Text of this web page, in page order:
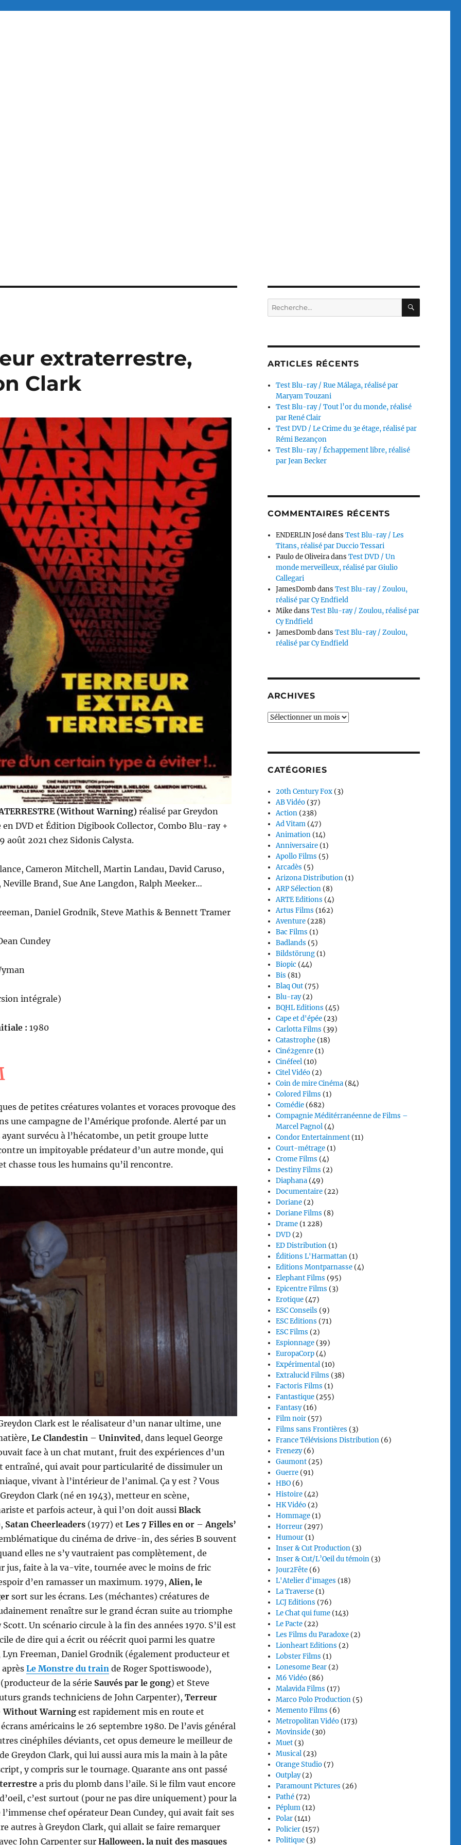
extraterrestre,
Clark
(Without Warning)réalisé par Greydon
DVD et Édition Digibook Collector, Combo Blu-ray +
août 2021 chez Sidonis Calysta.
Cameron Mitchell, Martin Landau, David Caruso,
Brand, Sue Ane Langdon, Ralph Meeker…
Daniel Grodnik, Steve Mathis & Bennett Tramer
Cundey
intégrale)
: 1980
de petites créatures volantes et voraces provoque des
une campagne de l’Amérique profonde. Alerté par un
ayant survécu à l’hécatombe, un petit groupe lutte
un impitoyable prédateur d’un autre monde, qui
chasse tous les humains qu’il rencontre.
Clark est le réalisateur d’un nanar ultime, une
Le Clandestin – Uninvited, dans lequel George
face à un chat mutant, fruit des expériences d’un
entraîné, qui avait pour particularité de dissimuler un
vivant à l’intérieur de l’animal. Ça y est ? Vous
Greydon Clark (né en 1943), metteur en scène,
et parfois acteur, à qui l’on doit aussi Black
Satan Cheerleaders(1977) et Les 7 Filles en or – Angels’
du cinéma de drive-in, des séries B souvent
elles ne s’y vautraient pas complètement, de
jus, faite à la va-vite, tournée avec le moins de fric
d’en ramasser un maximum. 1979, Alien, le
sort sur les écrans. Les (méchantes) créatures de
renaître sur le grand écran suite au triomphe
Un scénario circule à la fin des années 1970. S’il est
de dire qui a écrit ou réécrit quoi parmi les quatre
Lyn Freeman, Daniel Grodnik (également producteur et
Le Monstre du train de Roger Spottiswoode),
de la série Sauvés par le gong) et Steve
grands techniciens de John Carpenter), Terreur
Without Warningest rapidement mis en route et
américains le 26 septembre 1980. De l’avis général
cinéphiles déviants, cet opus demeure le meilleur de
Greydon Clark, qui lui aussi aura mis la main à la pâte
y compris sur le tournage. Quarante ans ont passé
a pris du plomb dans l’aile. Si le film vaut encore
c’est surtout (pour ne pas dire uniquement) pour la
chef opérateur Dean Cundey, qui avait fait ses
autres à Greydon Clark, qui allait se faire remarquer
John Carpenter sur Halloween, la nuit des masques
Recherche
pour :
ARTICLES RÉCENTS
Test Blu-ray / Rue Málaga, réalisé par
Maryam Touzani
Test Blu-ray / Tout l’or du monde, réalisé
par René Clair
Test DVD / Le Crime du 3e étage, réalisé par
Rémi Bezançon
Test Blu-ray / Échappement libre, réalisé
par Jean Becker
COMMENTAIRES RÉCENTS
ENDERLIN JosédansTest Blu-ray / Les
Titans, réalisé par Duccio Tessari
Paulo de OliveiradansTest DVD / Un
monde merveilleux, réalisé par Giulio
Callegari
JamesDombdansTest Blu-ray / Zoulou,
réalisé par Cy Endfield
MikedansTest Blu-ray / Zoulou, réalisé par
Cy Endfield
JamesDombdansTest Blu-ray / Zoulou,
réalisé par Cy Endfield
ARCHIVES
Archives
CATÉGORIES
20th Century Fox (3)
AB Vidéo (37)
Action (238)
Ad Vitam (47)
Animation (14)
Anniversaire (1)
Apollo Films (5)
Arcadès (5)
Arizona Distribution (1)
ARP Sélection (8)
ARTE Editions (4)
Artus Films (162)
Aventure (228)
Bac Films (1)
Badlands (5)
Bildstörung (1)
Biopic (44)
Bis (81)
Blaq Out (75)
Blu-ray(2)
BQHL Editions (45)
Cape et d'épée (23)
Carlotta Films (39)
Catastrophe (18)
Ciné2genre (1)
Cinéfeel (10)
Citel Vidéo (2)
Coin de mire Cinéma (84)
Colored Films (1)
Comédie (682)
Compagnie Méditérranéenne de Films –
Marcel Pagnol (4)
Condor Entertainment (11)
Court-métrage (1)
Crome Films (4)
Destiny Films (2)
Diaphana (49)
Documentaire (22)
Doriane (2)
Doriane Films (8)
Drame (1 228)
DVD (2)
ED Distribution (1)
Éditions L'Harmattan (1)
Editions Montparnasse (4)
Elephant Films (95)
Epicentre Films (3)
Erotique (47)
ESC Conseils (9)
ESC Editions (71)
ESC Films (2)
Espionnage (39)
EuropaCorp (4)
Expérimental (10)
Extralucid Films (38)
Factoris Films (1)
Fantastique (255)
Fantasy(16)
Film noir (57)
Films sans Frontières (3)
France Télévisions Distribution (6)
Frenezy(6)
Gaumont (25)
Guerre (91)
HBO (6)
Histoire (42)
HK Vidéo (2)
Hommage (1)
Horreur (297)
Humour (1)
Inser & Cut Production (3)
Inser & Cut/L’Oeil du témoin (3)
Jour2Fête (6)
L'Atelier d'images (18)
La Traverse (1)
LCJ Editions (76)
Le Chat qui fume (143)
Le Pacte (22)
Les Films du Paradoxe (2)
Lionheart Editions (2)
Lobster Films (1)
Lonesome Bear (2)
M6 Vidéo (86)
Malavida Films (17)
Marco Polo Production (5)
Memento Films (6)
Metropolitan Vidéo (173)
Movinside (30)
Muet (3)
Musical (23)
Orange Studio (7)
Outplay(2)
Paramount Pictures (26)
Pathé (72)
Péplum (12)
Polar (141)
Policier (157)
Politique (3)